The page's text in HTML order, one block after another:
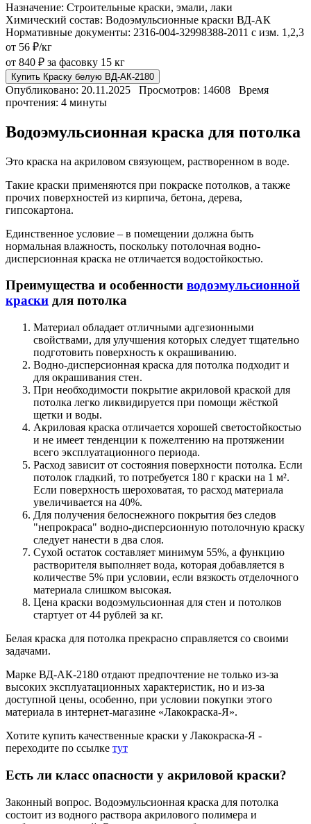
Назначение: Строительные краски, эмали, лаки
Химический состав: Водоэмульсионные краски ВД-АК
Нормативные документы: 2316-004-32998388-2011 с изм. 1,2,3
от 56 ₽/кг
от 840 ₽ за фасовку 15 кг
Купить Краску белую ВД-АК-2180
Опубликовано: 20.11.2025 Просмотров: 14608 Время
прочтения: 4 минуты
Водоэмульсионная краска для потолка
Это краска на акриловом связующем, растворенном в воде.
Такие краски применяются при покраске потолков, а также
прочих поверхностей из кирпича, бетона, дерева,
гипсокартона.
Единственное условие – в помещении должна быть
нормальная влажность, поскольку потолочная водно-
дисперсионная краска не отличается водостойкостью.
Преимущества и особенности водоэмульсионной
краски для потолка
Материал обладает отличными адгезионными
свойствами, для улучшения которых следует тщательно
подготовить поверхность к окрашиванию.
Водно-дисперсионная краска для потолка подходит и
для окрашивания стен.
При необходимости покрытие акриловой краской для
потолка легко ликвидируется при помощи жёсткой
щетки и воды.
Акриловая краска отличается хорошей светостойкостью
и не имеет тенденции к пожелтению на протяжении
всего эксплуатационного периода.
Расход зависит от состояния поверхности потолка. Если
потолок гладкий, то потребуется 180 г краски на 1 м².
Если поверхность шероховатая, то расход материала
увеличивается на 40%.
Для получения белоснежного покрытия без следов
"непрокраса" водно-дисперсионную потолочную краску
следует нанести в два слоя.
Сухой остаток составляет минимум 55%, а функцию
растворителя выполняет вода, которая добавляется в
количестве 5% при условии, если вязкость отделочного
материала слишком высокая.
Цена краски водоэмульсионная для стен и потолков
стартует от 44 рублей за кг.
Белая краска для потолка прекрасно справляется со своими
задачами.
Марке ВД-АК-2180 отдают предпочтение не только из-за
высоких эксплуатационных характеристик, но и из-за
доступной цены, особенно, при условии покупки этого
материала в интернет-магазине «Лакокраска-Я».
Хотите купить качественные краски у Лакокраска-Я -
переходите по ссылке тут
Есть ли класс опасности у акриловой краски?
Законный вопрос. Водоэмульсионная краска для потолка
состоит из водного раствора акрилового полимера и